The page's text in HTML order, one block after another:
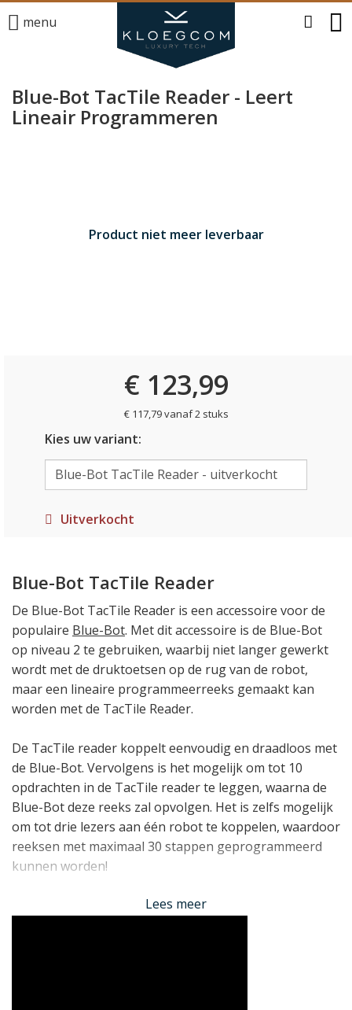
menu
Blue-Bot TacTile Reader - Leert
Lineair Programmeren
Product niet meer leverbaar
€ 123,99
€ 117,79 vanaf 2 stuks
Kies uw variant:
Uitverkocht
Blue-Bot TacTile Reader
De Blue-Bot TacTile Reader is een accessoire voor de
populaire Blue-Bot. Met dit accessoire is de Blue-Bot
op niveau 2 te gebruiken, waarbij niet langer gewerkt
wordt met de druktoetsen op de rug van de robot,
maar een lineaire programmeerreeks gemaakt kan
worden met de TacTile Reader.
De TacTile reader koppelt eenvoudig en draadloos met
de Blue-Bot. Vervolgens is het mogelijk om tot 10
opdrachten in de TacTile reader te leggen, waarna de
Blue-Bot deze reeks zal opvolgen. Het is zelfs mogelijk
om tot drie lezers aan één robot te koppelen, waardoor
reeksen met maximaal 30 stappen geprogrammeerd
kunnen worden!
De TacTile Reader is zowel horizontaal als verticaal te
Lees meer